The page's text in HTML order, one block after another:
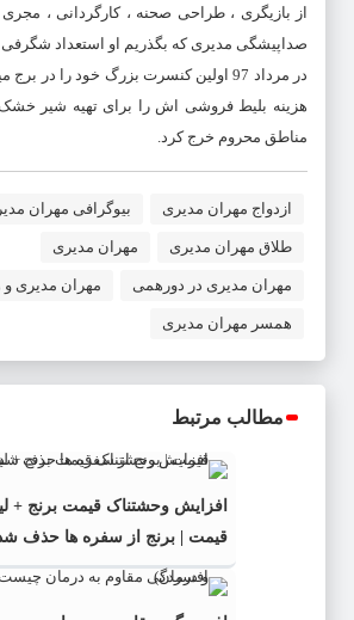
از بازیگری ، طراحی صحنه ، کارگردانی ،
صداپیشگی مدیری که بگذریم او استعداد شگرفی
در مرداد 97 اولین کنسرت بزرگ خود را در
هزینه بلیط فروشی اش را برای تهیه شیر
مناطق محروم خرج کرد.
ازدواج مهران مدیری بیوگرافی مهران
طلاق مهران مدیری مهران مدیری
مهران مدیری در دورهمی مهران مدیری
همسر مهران مدیری
مطالب مرتبط
افزایش وحشتناک قیمت برنج +
قیمت | برنج از سفره ها حذف